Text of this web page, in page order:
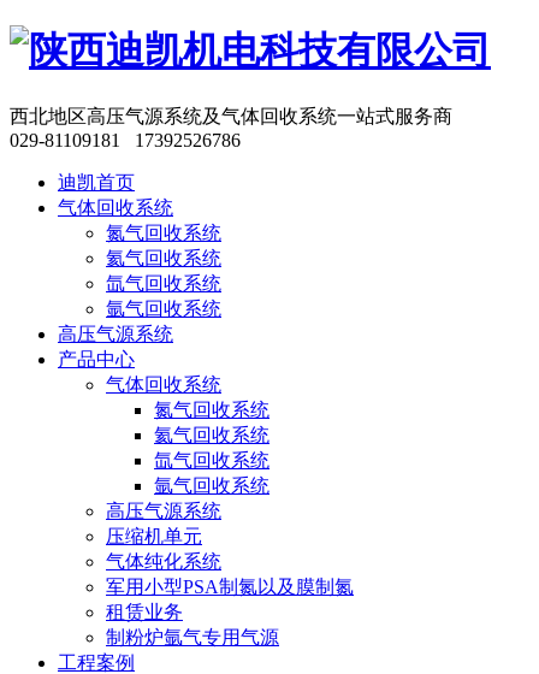
西北地区高压气源系统及气体回收系统一站式服务商
029-81109181 17392526786
迪凯首页
气体回收系统
氮气回收系统
氦气回收系统
氙气回收系统
氩气回收系统
高压气源系统
产品中心
气体回收系统
氮气回收系统
氦气回收系统
氙气回收系统
氩气回收系统
高压气源系统
压缩机单元
气体纯化系统
军用小型PSA制氮以及膜制氮
租赁业务
制粉炉氩气专用气源
工程案例